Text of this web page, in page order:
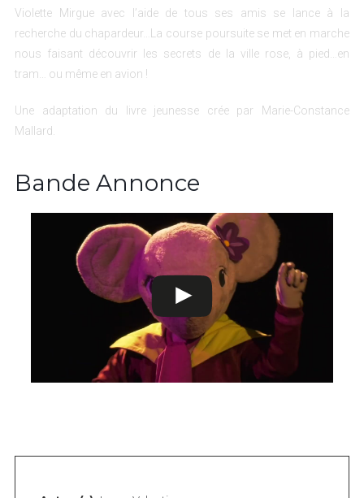
Violette Mirgue avec l’aide de tous ses amis se lance à la
recherche du chapardeur…La course poursuite se met en marche
nous faisant découvrir les secrets de la ville rose, à pied…en
tram… ou même en avion !
Une adaptation du livre jeunesse crée par Marie-Constance
Mallard.
Bande Annonce